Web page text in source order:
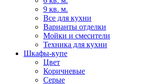
9 кв. м.
Все для кухни
Варианты отделки
Мойки и смесители
Техника для кухни
Шкафы-купе
Цвет
Коричневые
Серые